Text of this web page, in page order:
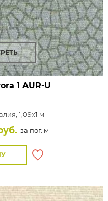
1 AUR-U
1,09x1 м
за пог. м